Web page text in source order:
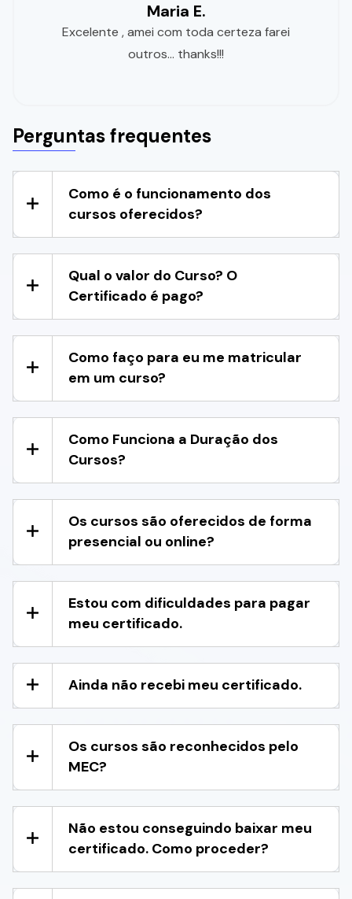
Maria E.
Excelente , amei com toda certeza farei
outros... thanks!!!
Perguntas frequentes
Como é o funcionamento dos
cursos oferecidos?
Qual o valor do Curso? O
Certificado é pago?
Como faço para eu me matricular
em um curso?
Como Funciona a Duração dos
Cursos?
Os cursos são oferecidos de forma
presencial ou online?
Estou com dificuldades para pagar
meu certificado.
Ainda não recebi meu certificado.
Os cursos são reconhecidos pelo
MEC?
Não estou conseguindo baixar meu
certificado. Como proceder?